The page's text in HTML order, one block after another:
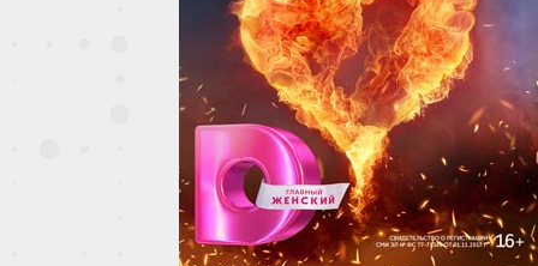
70 серия
71 серия
74 серия
75 серия
78 серия
79 серия
82 серия
83 серия